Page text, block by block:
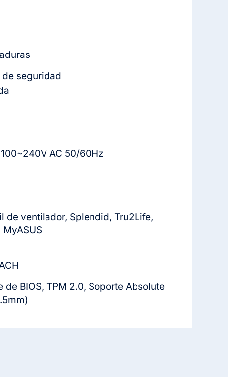
de seguridad
AC 50/60Hz
de ventilador, Splendid, Tru2Life,
BIOS, TPM 2.0, Soporte Absolute